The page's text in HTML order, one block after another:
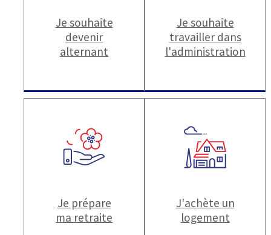
Je souhaite
devenir
alternant
Je souhaite
travailler dans
l'administration
Je prépare
ma retraite
J'achète un
logement